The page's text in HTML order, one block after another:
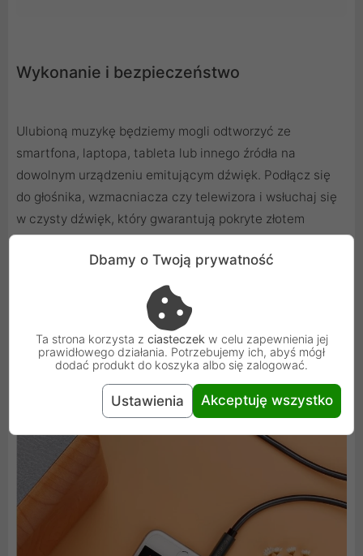
Wykonanie i bezpieczeństwo
Ulubioną muzykę będziemy mogli odtworzyć ze
smartfona, laptopa, tableta lub innego źródła na
dowolnym urządzeniu emitującym dźwięk. Podłącz się
do głośnika, wzmacniacza czy telewizora i wsłuchaj się
w czysty dźwięk, który gwarantują pokryte złotem
Dbamy o Twoją prywatność
Ta strona korzysta z ciasteczek w celu zapewnienia jej
prawidłowego działania. Potrzebujemy ich, abyś mógł
dodać produkt do koszyka albo się zalogować.
Ustawienia Akceptuję wszystko